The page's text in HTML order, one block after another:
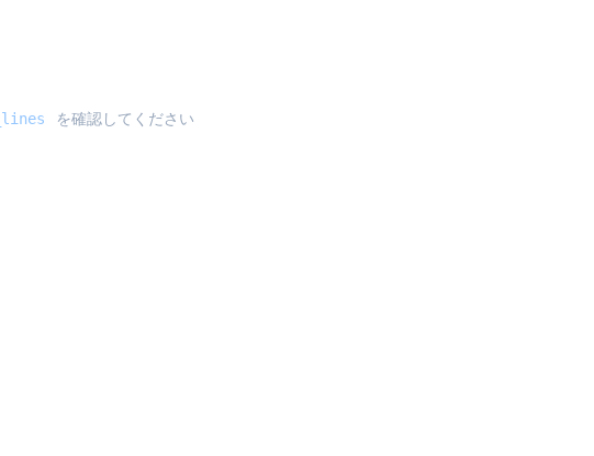
を確認してください